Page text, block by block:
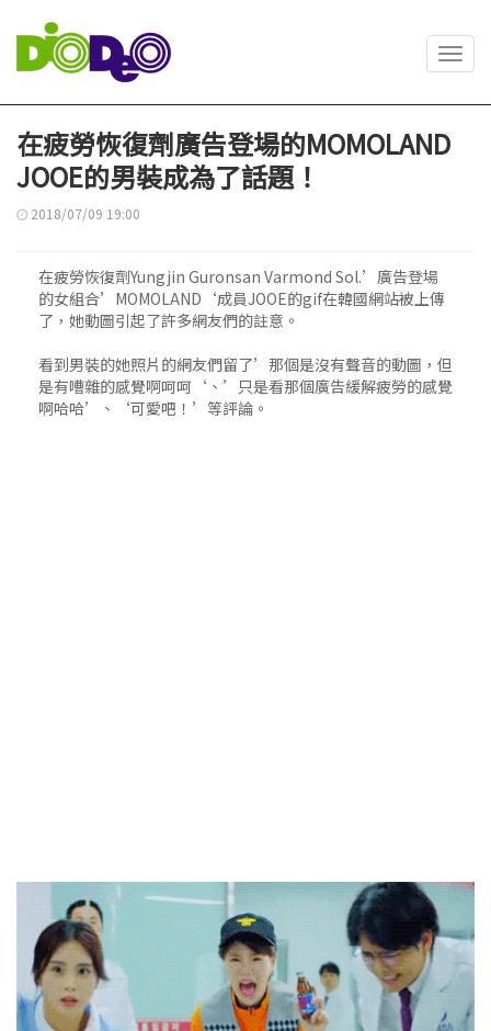
在疲勞恢復劑廣告登場的MOMOLAND
JOOE的男裝成為了話題！
2018/07/09 19:00
在疲勞恢復劑Yungjin Guronsan Varmond Sol.’廣告登場
的女組合’MOMOLAND‘成員JOOE的gif在韓國網站被上傳
了，她動圖引起了許多網友們的註意。
看到男裝的她照片的網友們留了’那個是沒有聲音的動圖，但
是有嘈雜的感覺啊呵呵‘、’只是看那個廣告緩解疲勞的感覺
啊哈哈’、‘可愛吧！’等評論。